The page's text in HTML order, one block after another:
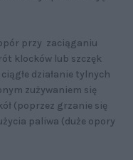
przy zaciąganiu
klocków lub szczęk
działanie tylnych
zużywaniem się
(poprzez grzanie się
paliwa (duże opory